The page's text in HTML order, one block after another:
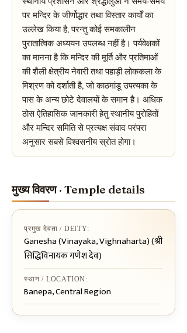
पर मन्दिर के जीर्णोद्धार तथा विस्तार कार्यों का
उल्लेख किया है, परन्तु कोई समकालीन
पुरातात्विक अध्ययन उपलब्ध नहीं है। पर्यवेक्षकों
का मानना है कि मन्दिर की मूर्ति और प्रतिमाओं
की शैली क्षेत्रीय नेवारी तथा पहाड़ी लोककला के
मिश्रण को दर्शाती है, जो काठमांडू उपत्यका के
पास के अन्य छोटे देवालयों के समान है। अधिक
ठोस ऐतिहासिक जानकारी हेतु स्थानीय पुरोहितों
और मन्दिर समिति से प्रत्यक्ष संवाद परंपरा
अनुसार सबसे विश्वसनीय स्रोत होगा।
मुख्य विवरण · Temple details
प्रमुख देवता / DEITY:
Ganesha (Vinayaka, Vighnaharta) (श्री
सिद्धिविनायक गणेश देव)
स्थान / LOCATION:
Banepa, Central Region